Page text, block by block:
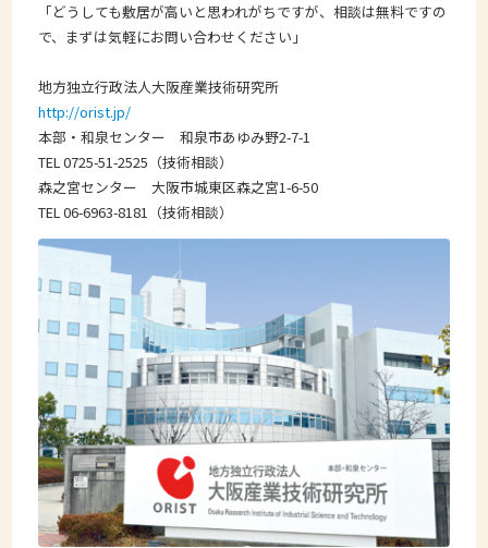
「どうしても敷居が高いと思われがちですが、相談は無料ですの
で、まずは気軽にお問い合わせください」
地方独立行政法人大阪産業技術研究所
http://orist.jp/
本部・和泉センター 和泉市あゆみ野2-7-1
TEL 0725-51-2525（技術相談）
森之宮センター 大阪市城東区森之宮1-6-50
TEL 06-6963-8181（技術相談）